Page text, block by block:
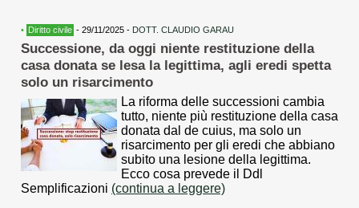
• Diritto civile - 29/11/2025 - DOTT. CLAUDIO GARAU
Successione, da oggi niente restituzione della
casa donata se lesa la legittima, agli eredi spetta
solo un risarcimento
La riforma delle successioni cambia
tutto, niente più restituzione della casa
donata dal de cuius, ma solo un
risarcimento per gli eredi che abbiano
subito una lesione della legittima.
Ecco cosa prevede il Ddl
Semplificazioni (continua a leggere)